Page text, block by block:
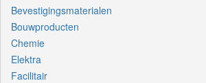
Bevestigingsmaterialen
Bouwproducten
Chemie
Elektra
Facilitair